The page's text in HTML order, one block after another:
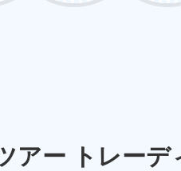
アー トレーデ